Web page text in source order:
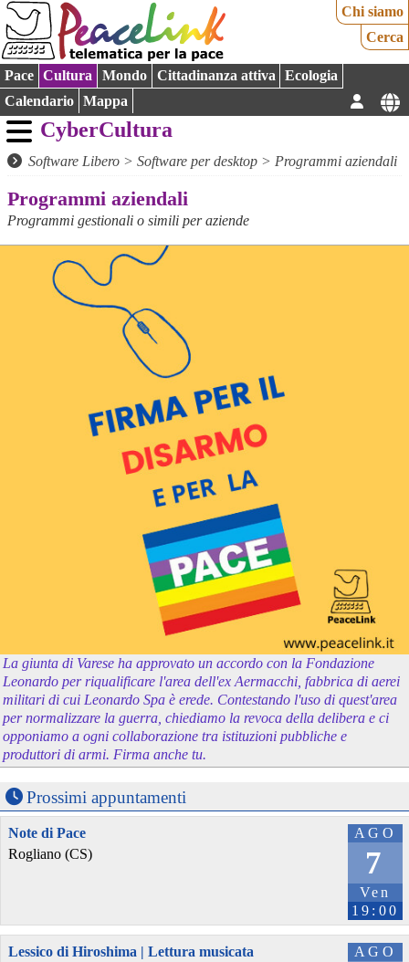
Chi siamo
Cerca
Pace Cultura Mondo Cittadinanza attiva
Ecologia
Calendario
Mappa
CyberCultura
Software Libero >Software per desktop > Programmi aziendali
Programmi aziendali
Programmi gestionali o simili per aziende
La giunta di Varese ha approvato un accordo con la Fondazione
Leonardo per riqualificare l'area dell'ex Aermacchi, fabbrica di aerei
militari di cui Leonardo Spa è erede. Contestando l'uso di quest'area
per normalizzare la guerra, chiediamo la revoca della delibera e ci
opponiamo a ogni collaborazione tra istituzioni pubbliche e
produttori di armi. Firma anche tu.
Prossimi appuntamenti
AGO
7
Ven
19:00
Note di Pace
Rogliano (CS)
AGO
Lessico di Hiroshima | Lettura musicata